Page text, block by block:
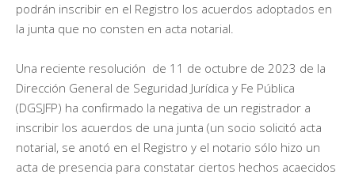
podrán inscribir en el Registro los acuerdos adoptados en
la junta que no consten en acta notarial.
Una reciente resolución de 11 de octubre de 2023 de la
Dirección General de Seguridad Jurídica y Fe Pública
(DGSJFP) ha confirmado la negativa de un registrador a
inscribir los acuerdos de una junta (un socio solicitó acta
notarial, se anotó en el Registro y el notario sólo hizo un
acta de presencia para constatar ciertos hechos acaecidos